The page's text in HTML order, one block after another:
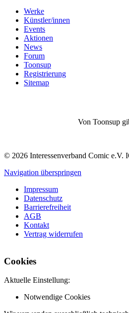
Werke
Künstler/innen
Events
Aktionen
News
Forum
Toonsup
Registrierung
Sitemap
Von Toonsup
© 2026 Interessenverband Comic e.V.
Navigation überspringen
Impressum
Datenschutz
Barrierefreiheit
AGB
Kontakt
Vertrag widerrufen
Cookies
Aktuelle Einstellung:
Notwendige Cookies